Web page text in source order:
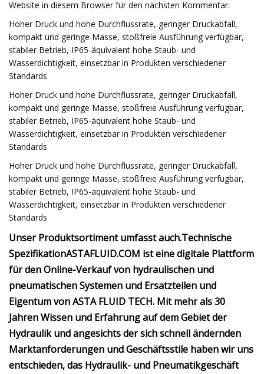
Website in diesem Browser für den nächsten Kommentar.
Hoher Druck und hohe Durchflussrate, geringer Druckabfall,
kompakt und geringe Masse, stoßfreie Ausführung verfügbar,
stabiler Betrieb, IP65-äquivalent hohe Staub- und
Wasserdichtigkeit, einsetzbar in Produkten verschiedener
Standards
Hoher Druck und hohe Durchflussrate, geringer Druckabfall,
kompakt und geringe Masse, stoßfreie Ausführung verfügbar,
stabiler Betrieb, IP65-äquivalent hohe Staub- und
Wasserdichtigkeit, einsetzbar in Produkten verschiedener
Standards
Hoher Druck und hohe Durchflussrate, geringer Druckabfall,
kompakt und geringe Masse, stoßfreie Ausführung verfügbar,
stabiler Betrieb, IP65-äquivalent hohe Staub- und
Wasserdichtigkeit, einsetzbar in Produkten verschiedener
Standards
Unser Produktsortiment umfasst auch.Technische
SpezifikationASTAFLUID.COM ist eine digitale Plattform
für den Online-Verkauf von hydraulischen und
pneumatischen Systemen und Ersatzteilen und
Eigentum von ASTA FLUID TECH. Mit mehr als 30
Jahren Wissen und Erfahrung auf dem Gebiet der
Hydraulik und angesichts der sich schnell ändernden
Marktanforderungen und Geschäftsstile haben wir uns
entschieden, das Hydraulik- und Pneumatikgeschäft